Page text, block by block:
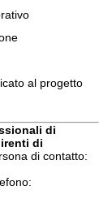
al progetto
di
di
di contatto: